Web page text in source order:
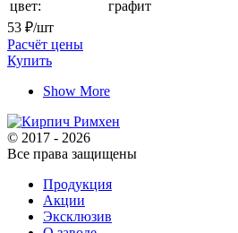
цвет:
графит
53 ₽/шт
Расчёт цены
Купить
Show More
© 2017 - 2026
Все права защищены
Продукция
Акции
Эксклюзив